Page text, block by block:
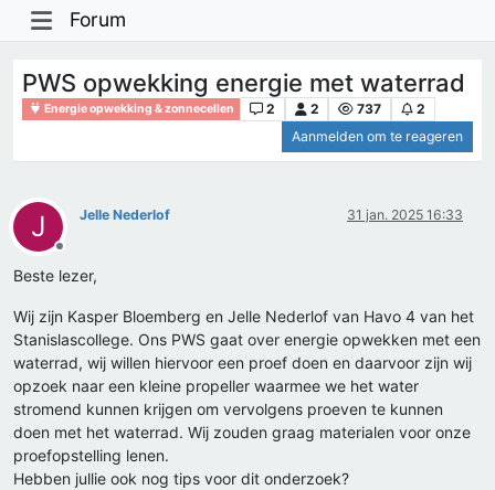
Forum
PWS opwekking energie met waterrad
Energie opwekking & zonnecellen 2 2 737
2
Aanmelden om te reageren
J
Offline
Jelle Nederlof 31 jan. 2025 16:33
Beste lezer,
Wij zijn Kasper Bloemberg en Jelle Nederlof van Havo 4 van het
Stanislascollege. Ons PWS gaat over energie opwekken met een
waterrad, wij willen hiervoor een proef doen en daarvoor zijn wij
opzoek naar een kleine propeller waarmee we het water
stromend kunnen krijgen om vervolgens proeven te kunnen
doen met het waterrad. Wij zouden graag materialen voor onze
proefopstelling lenen.
Hebben jullie ook nog tips voor dit onderzoek?